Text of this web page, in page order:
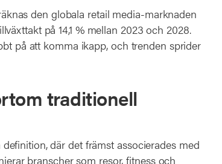
den globala retail media-marknaden
på 14,1 % mellan 2023 och 2028.
på att komma ikapp, och trenden sprider
traditionell
där det främst associerades med
branscher som resor, fitness och